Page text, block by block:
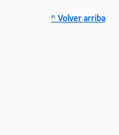
^ Volver arriba